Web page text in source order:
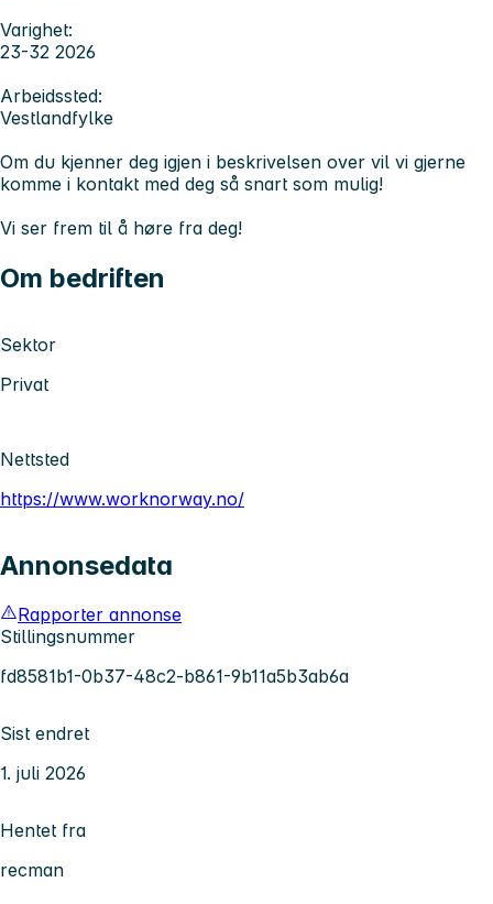
Varighet:
23-32 2026
Arbeidssted:
Vestlandfylke
Om du kjenner deg igjen i beskrivelsen over vil vi gjerne
komme i kontakt med deg så snart som mulig!
Vi ser frem til å høre fra deg!
Om bedriften
Sektor
Privat
Nettsted
https://www.worknorway.no/
Annonsedata
Rapporter annonse
Stillingsnummer
fd8581b1-0b37-48c2-b861-9b11a5b3ab6a
Sist endret
1. juli 2026
Hentet fra
recman